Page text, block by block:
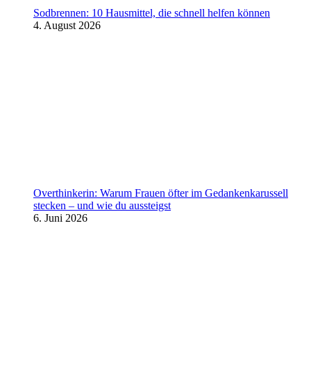
Sodbrennen: 10 Hausmittel, die schnell helfen können
4. August 2026
Overthinkerin: Warum Frauen öfter im Gedankenkarussell
stecken – und wie du aussteigst
6. Juni 2026